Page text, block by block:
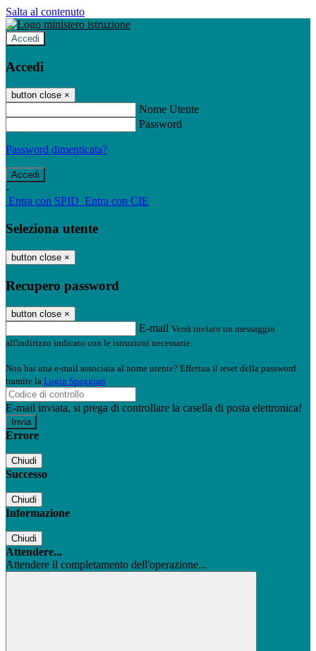
Salta al contenuto
Accedi
Accedi
button close ×
Nome Utente
Password
Password dimenticata?
-
Entra con SPID Entra con CIE
Seleziona utente
button close ×
Recupero password
button close ×
E-mail Verrà inviato un messaggio
all'indirizzo indicato con le istruzioni necessarie.
Non hai una e-mail associata al nome utente? Effettua il reset della password
tramite la Login Spaggiari
E-mail inviata, si prega di controllare la casella di posta elettronica!
Errore
Chiudi
Successo
Chiudi
Informazione
Chiudi
Attendere...
Attendere il completamento dell'operazione...